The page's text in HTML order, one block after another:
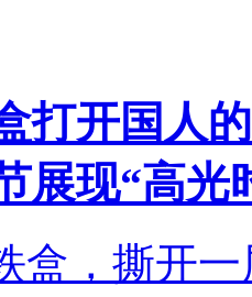
打开国人
展现“高光
盒，撕开